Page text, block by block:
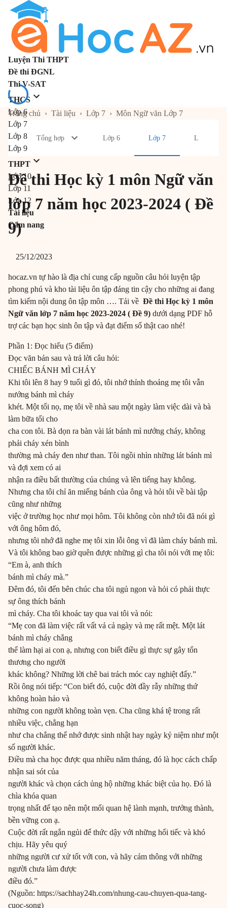
Luyện Thi THPT
Đề thi ĐGNL
Thi V-SAT
THCS
Lớp 6
Lớp 7
Lớp 8
Lớp 9
THPT
Lớp 10
Lớp 11
Lớp 12
Tài liệu
Cẩm nang
Trang chủ › Tài liệu › Lớp 7 › Môn Ngữ văn Lớp 7
Tổng hợp Lớp 6 Lớp 7 Lớp 8
Đề thi Học kỳ 1 môn Ngữ văn
lớp 7 năm học 2023-2024 ( Đề
9)
25/12/2023
hocaz.vn tự hào là địa chỉ cung cấp nguồn câu hỏi luyện tập
phong phú và kho tài liệu ôn tập đáng tin cậy cho những ai đang
tìm kiếm nội dung ôn tập môn …. Tải về Đề thi Học kỳ 1 môn
Ngữ văn lớp 7 năm học 2023-2024 ( Đề 9) dưới dạng PDF hỗ
trợ các bạn học sinh ôn tập và đạt điểm số thật cao nhé!
Phần 1: Đọc hiểu (5 điểm)
Đọc văn bản sau và trả lời câu hỏi:
CHIẾC BÁNH MÌ CHÁY
Khi tôi lên 8 hay 9 tuổi gì đó, tôi nhớ thỉnh thoảng mẹ tôi vẫn
nướng bánh mì cháy
khét. Một tối nọ, mẹ tôi về nhà sau một ngày làm việc dài và bà
làm bữa tối cho
cha con tôi. Bà dọn ra bàn vài lát bánh mì nướng cháy, không
phải cháy xén bình
thường mà cháy đen như than. Tôi ngồi nhìn những lát bánh mì
và đợi xem có ai
nhận ra điều bất thường của chúng và lên tiếng hay không.
Nhưng cha tôi chỉ ăn miếng bánh của ông và hỏi tôi về bài tập
cũng như những
việc ở trường học như mọi hôm. Tôi không còn nhớ tôi đã nói gì
với ông hôm đó,
nhưng tôi nhớ đã nghe mẹ tôi xin lỗi ông vì đã làm cháy bánh mì.
Và tôi không bao giờ quên được những gì cha tôi nói với mẹ tôi:
“Em à, anh thích
bánh mì cháy mà.”
Đêm đó, tôi đến bên chúc cha tôi ngủ ngon và hỏi có phải thực
sự ông thích bánh
mì cháy. Cha tôi khoác tay qua vai tôi và nói:
“Mẹ con đã làm việc rất vất vả cả ngày và mẹ rất mệt. Một lát
bánh mì cháy chẳng
thể làm hại ai con ạ, nhưng con biết điều gì thực sự gây tổn
thương cho người
khác không? Những lời chê bai trách móc cay nghiệt đấy.”
Rồi ông nói tiếp: “Con biết đó, cuộc đời đầy rẫy những thứ
không hoàn hảo và
những con người không toàn vẹn. Cha cũng khá tệ trong rất
nhiều việc, chẳng hạn
như cha chẳng thể nhớ được sinh nhật hay ngày kỷ niệm như một
số người khác.
Điều mà cha học được qua nhiều năm tháng, đó là học cách chấp
nhận sai sót của
người khác và chọn cách ủng hộ những khác biệt của họ. Đó là
chìa khóa quan
trọng nhất để tạo nên một mối quan hệ lành mạnh, trưởng thành,
bền vững con ạ.
Cuộc đời rất ngắn ngủi để thức dậy với những hối tiếc và khó
chịu. Hãy yêu quý
những người cư xử tốt với con, và hãy cảm thông với những
người chưa làm được
điều đó.”
(Nguồn: https://sachhay24h.com/nhung-cau-chuyen-qua-tang-
cuoc-song)